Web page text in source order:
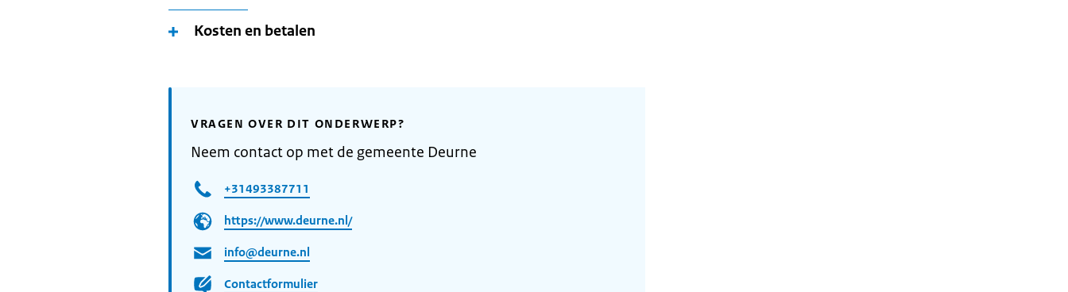
Kosten en betalen
VRAGEN OVER DIT ONDERWERP?
Neem contact op met de gemeente Deurne
+31493387711
https://www.deurne.nl/
info@deurne.nl
Contactformulier